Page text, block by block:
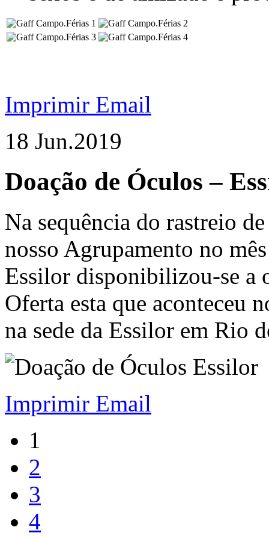
Imprimir Email
18 Jun.2019
Doação de Óculos –
Na sequência do rastreio
nosso Agrupamento no
Essilor disponibilizou-se a
Oferta esta que aconteceu
na sede da Essilor em Rio
Imprimir Email
1
2
3
4